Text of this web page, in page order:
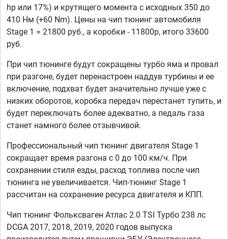
hp или 17%) и крутящего момента с исходных 350 до
410 Нм (+60 Nm). Цены на чип тюнинг автомобиля
Stage 1 = 21800 руб., а коробки - 11800р, итого 33600
руб.
При чип тюнинге будут сокращены турбо яма и провал
при разгоне, будет перенастроен наддув турбины и ее
включение, подхват будет значительно лучше уже с
низких оборотов, коробка передач перестанет тупить, и
будет переключать более адекватно, а педаль газа
станет намного более отзывчивой.
Профессиональный чип тюнинг двигателя Stage 1
сокращает время разгона с 0 до 100 км/ч. При
сохранении стиля езды, расход топлива после чип
тюнинга не увеличивается. Чип-тюнинг Stage 1
рассчитан на сохранение ресурса двигателя и КПП.
Чип тюнинг Фольксваген Атлас 2.0 TSI Турбо 238 лс
DCGA 2017, 2018, 2019, 2020 годов выпуска